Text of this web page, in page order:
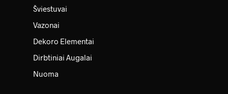
Šviestuvai
Vazonai
Dekoro Elementai
Dirbtiniai Augalai
Nuoma